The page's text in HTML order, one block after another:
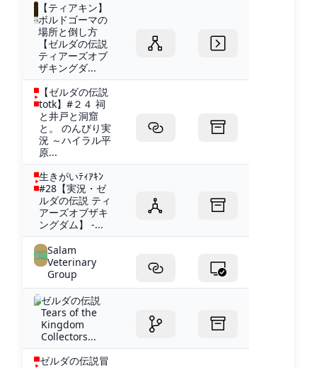
【ティアキン】
ボルドゴーマの
場所と倒し方
【ゼルダの伝説
ティアーズオブ
ザキングダ...
【ゼルダの伝説
totk】#２４ 祠
と井戸と洞窟
と。 のんびり実
況 ～ハイラル平
原...
生きがいﾃｨｱｷﾝ
#28【実況・ゼ
ルダの伝説 ティ
アーズオブザキ
ングダム】 -...
Salam
Veterinary
Group
ゼルダの伝説
Tears of the
Kingdom
Collectors...
ゼルダの伝説冒